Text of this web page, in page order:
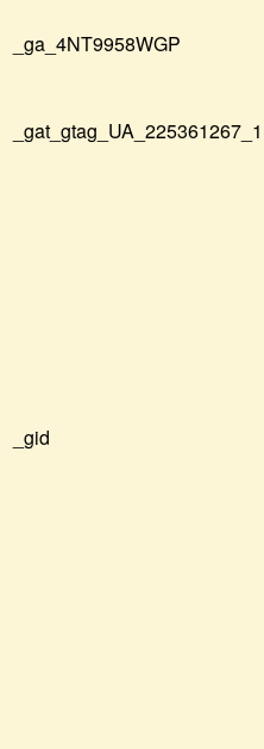
_ga_4NT9958WGP
_gat_gtag_UA_225361267_1
_gid